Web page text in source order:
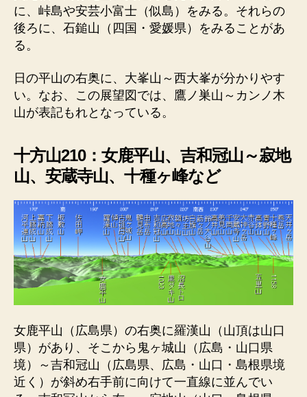
に、峠島や安芸小富士（似島）をみる。それらの
後ろに、石鎚山（四国・愛媛県）をみることがあ
る。
日の平山の右奥に、大峯山～西大峯が分かりやす
い。なお、この展望図では、鷹ノ巣山～カンノ木
山が表記もれとなっている。
十方山210：女鹿平山、吉和冠山～寂地
山、安蔵寺山、十種ヶ峰など
女鹿平山（広島県）の右奥に羅漢山（山頂は山口
県）があり、そこから鬼ヶ城山（広島・山口県
境）～吉和冠山（広島県、広島・山口・島根県境
近く）が斜め右手前に向けて一直線に並んでい